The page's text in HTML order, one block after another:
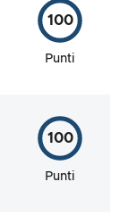
100
Punti
100
Punti